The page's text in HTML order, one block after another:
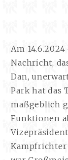
Am
Nachricht,
Dan,
Park hat das
maßgeblich
Funktionen
Kampfrichter